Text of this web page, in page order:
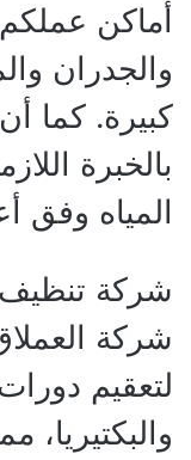
والجدران
كبيرة. كما
بالخبرة
المياه وفق
شركة
شركة
لتعقيم دورات
والبكتيريا،